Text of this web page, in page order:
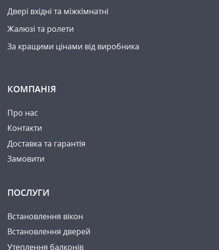
Двері вхідні та міжкімнатні
Жалюзі та ролети
За кращими цінами від виробника
КОМПАНІЯ
Про нас
Контакти
Доставка та гарантія
Замовити
ПОСЛУГИ
Встановлення вікон
Встановлення дверей
Утеплення балконів